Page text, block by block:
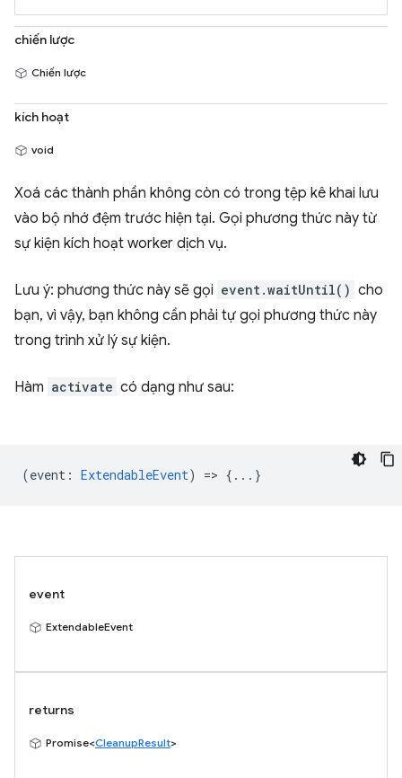
chiến lược
Chiến lược
kích hoạt
void
Xoá các thành phần không còn có trong tệp kê khai lưu
vào bộ nhớ đệm trước hiện tại. Gọi phương thức này từ
sự kiện kích hoạt worker dịch vụ.
Lưu ý: phương thức này sẽ gọi event.waitUntil() cho
bạn, vì vậy, bạn không cần phải tự gọi phương thức này
trong trình xử lý sự kiện.
Hàm activate có dạng như sau:
(event : ExtendableEvent) => {...}
event
ExtendableEvent
returns
Promise<CleanupResult>